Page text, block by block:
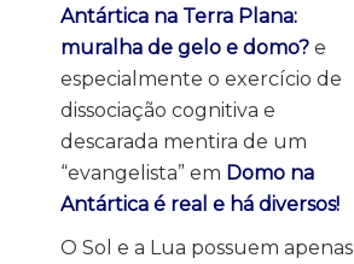
Antártica na Terra Plana:
muralha de gelo e domo? e
especialmente o exercício de
dissociação cognitiva e
descarada mentira de um
“evangelista” em Domo na
Antártica é real e há diversos!
O Sol e a Lua possuem apenas